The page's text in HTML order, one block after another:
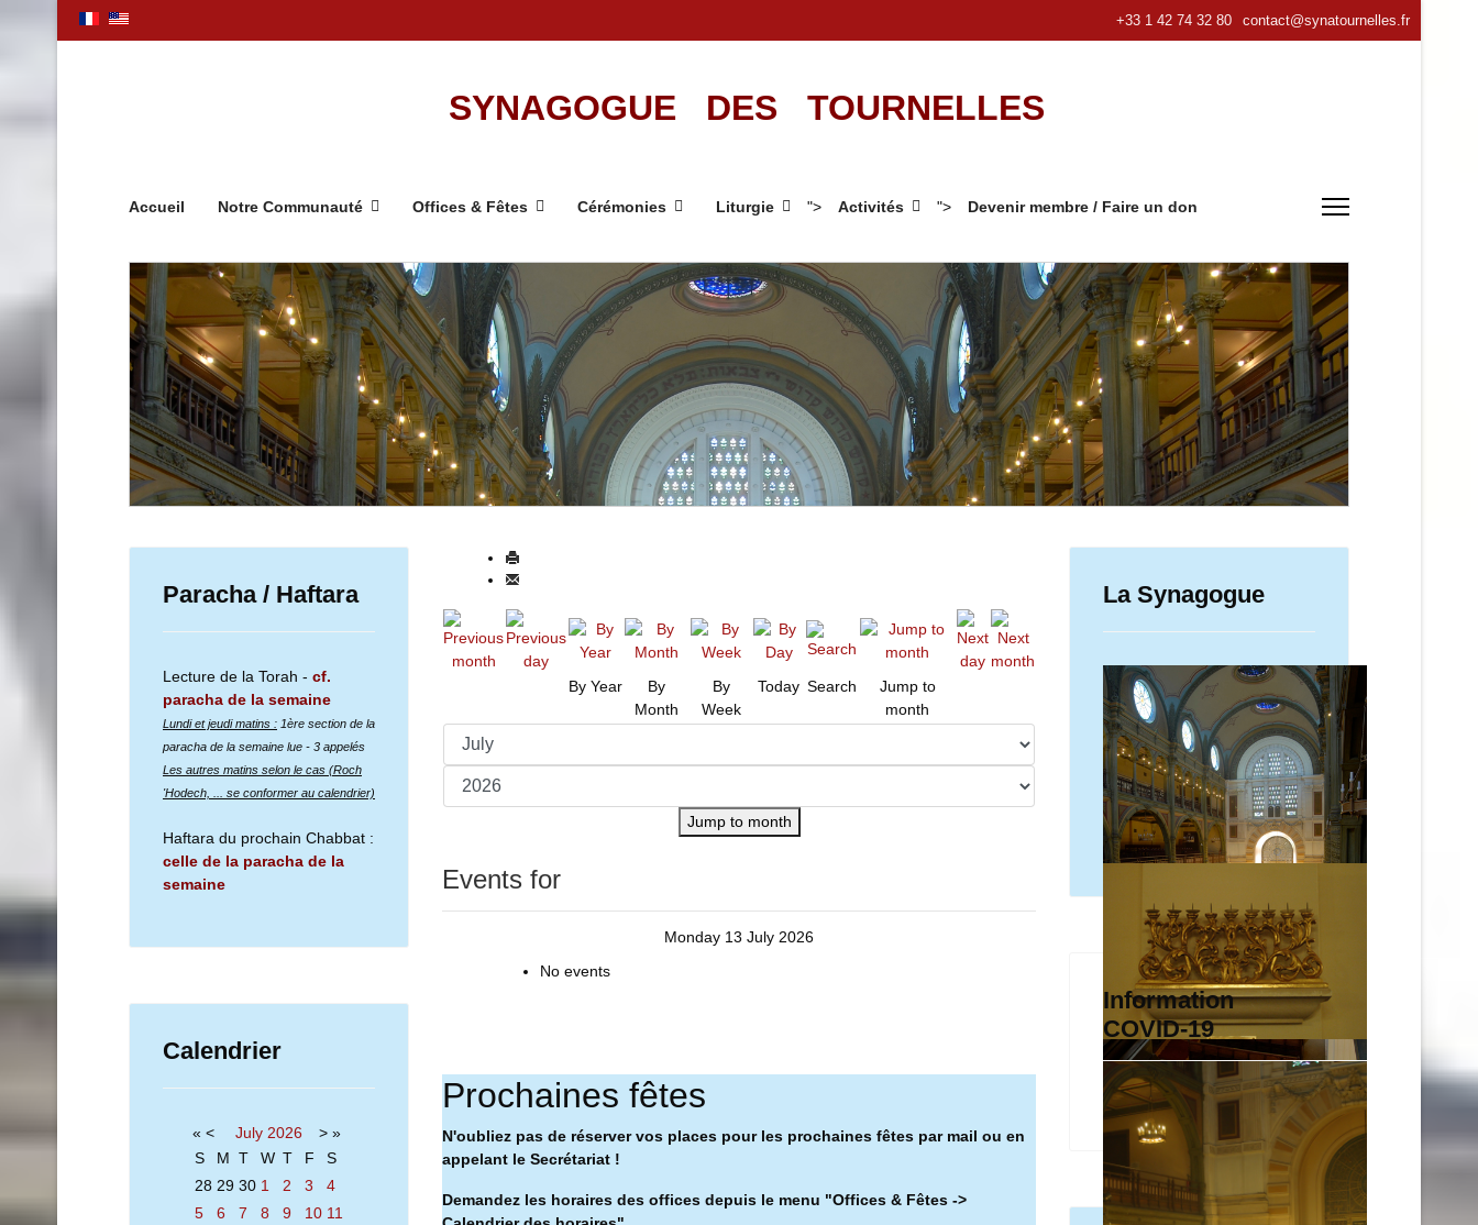
+33 1 42 74 32 80 contact@synatournelles.fr
SYNAGOGUE DES TOURNELLES
Accueil Notre Communauté Offices & Fêtes Cérémonies Liturgie "> Activités "> Devenir membre / Faire un don
Paracha / Haftara
Lecture de la Torah - cf.
paracha de la semaine
Lundi et jeudi matins : 1ère section de la
paracha de la semaine lue - 3 appelés
Les autres matins selon le cas (Roch
'Hodech, ... se conformer au calendrier)
Haftara du prochain Chabbat :
celle de la paracha de la
semaine
Calendrier
« < July 2026 > »
S
M T W T F
S
28 29 30 1 2 3
4
5
6 7 8 9 10 11
By Year
By
Month
By
Week
Today Search
Jump to
month
Jump to month
Events for
Monday 13 July 2026
No events
Prochaines fêtes
N'oubliez pas de réserver vos places pour les prochaines fêtes par mail ou en
appelant le Secrétariat !
Demandez les horaires des offices depuis le menu "Offices & Fêtes ->
La Synagogue
Information
COVID-19